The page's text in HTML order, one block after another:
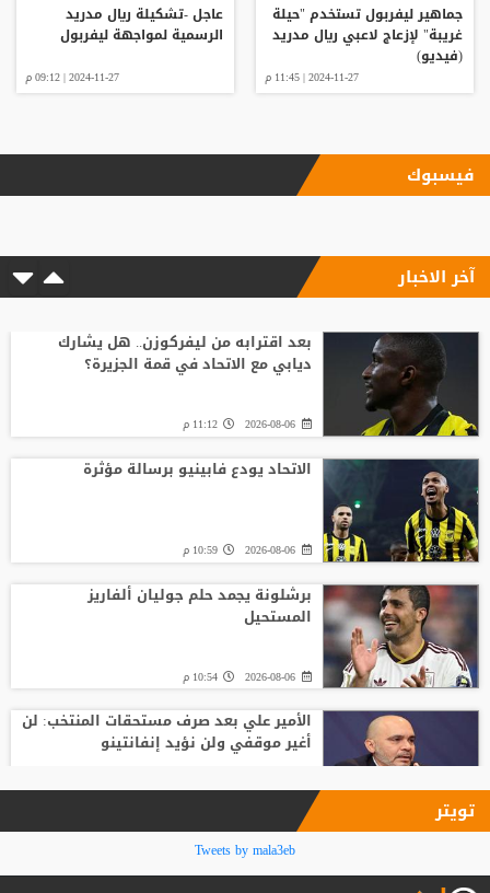
جماهير ليفربول تستخدم "حيلة
غريبة" لإزعاج لاعبي ريال مدريد
(فيديو)
2024-11-27 | 11:45 م
عاجل -تشكيلة ريال مدريد
الرسمية لمواجهة ليفربول
2024-11-27 | 09:12 م
فيسبوك
آخر الاخبار
بعد اقترابه من ليفركوزن.. هل يشارك
ديابي مع الاتحاد في قمة الجزيرة؟
2026-08-06 11:12 م
الاتحاد يودع فابينيو برسالة مؤثرة
2026-08-06 10:59 م
برشلونة يجمد حلم جوليان ألفاريز
المستحيل
2026-08-06 10:54 م
الأمير علي بعد صرف مستحقات المنتخب: لن
أغير موقفي ولن نؤيد إنفانتينو
فينيسيوس جونيور يمدد عقده مع ريال
مدريد حتى 2032
تويتر
Tweets by mala3eb